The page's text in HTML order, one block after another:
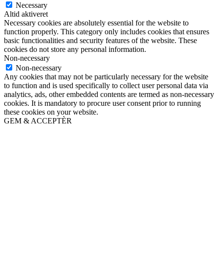
Necessary
Altid aktiveret
Necessary cookies are absolutely essential for the website to
function properly. This category only includes cookies that ensures
basic functionalities and security features of the website. These
cookies do not store any personal information.
Non-necessary
Non-necessary
Any cookies that may not be particularly necessary for the website
to function and is used specifically to collect user personal data via
analytics, ads, other embedded contents are termed as non-necessary
cookies. It is mandatory to procure user consent prior to running
these cookies on your website.
GEM & ACCEPTÈR